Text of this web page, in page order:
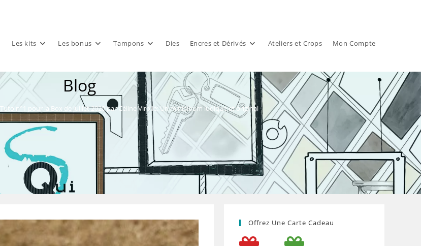
Les kits Les bonus Tampons Dies Encres et Dérivés Ateliers et Crops Mon Compte
Blog
Tuto n°1 pour la Box de juillet 2020 par Céline Virolle: Un minialbum ludique et original
Offrez Une Carte Cadeau